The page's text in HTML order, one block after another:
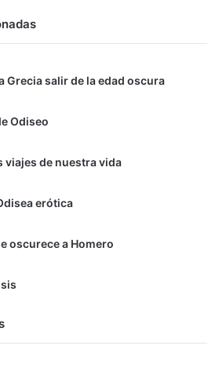
Grecia salir de la edad oscura
Odiseo
viajes de nuestra vida
erótica
oscurece a Homero